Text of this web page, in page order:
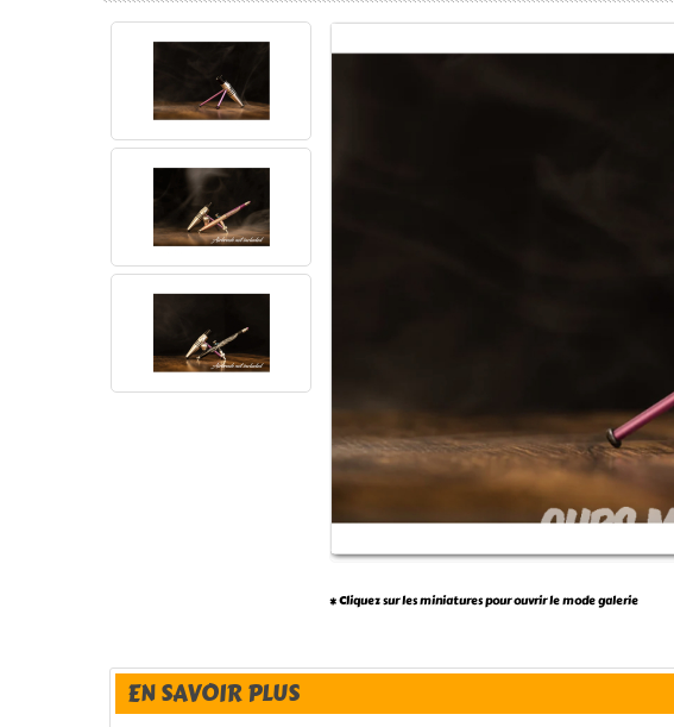
* Cliquez sur les miniatures pour ouvrir le mode galerie
EN SAVOIR PLUS